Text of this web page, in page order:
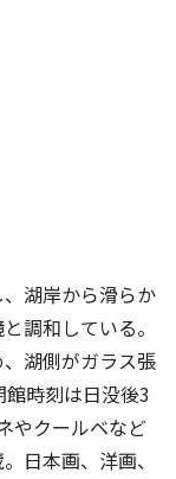
湖岸から滑らか
調和している。
湖側がガラス張
時刻は日没後3
やクールベなど
日本画、洋画、